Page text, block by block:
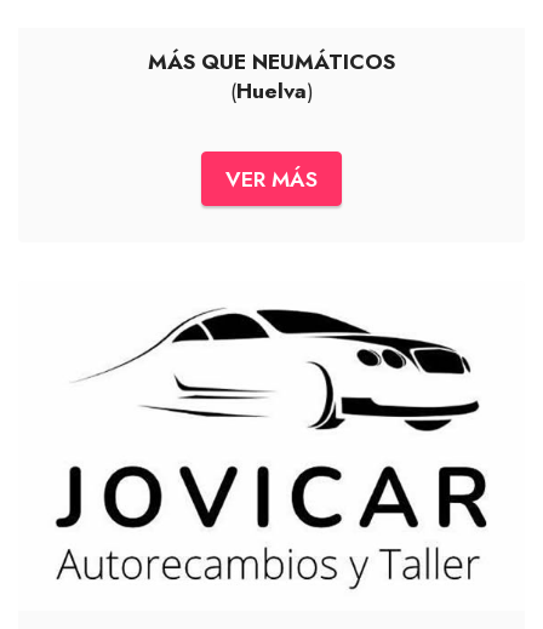
MÁS QUE NEUMÁTICOS
(Huelva)
VER MÁS